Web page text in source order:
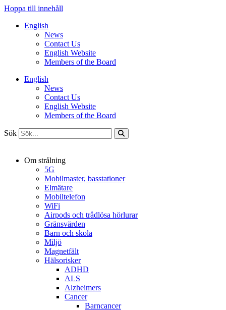
Hoppa till innehåll
English
News
Contact Us
English Website
Members of the Board
English
News
Contact Us
English Website
Members of the Board
Sök
Om strålning
5G
Mobilmaster, basstationer
Elmätare
Mobiltelefon
WiFi
Airpods och trådlösa hörlurar
Gränsvärden
Barn och skola
Miljö
Magnetfält
Hälsorisker
ADHD
ALS
Alzheimers
Cancer
Barncancer